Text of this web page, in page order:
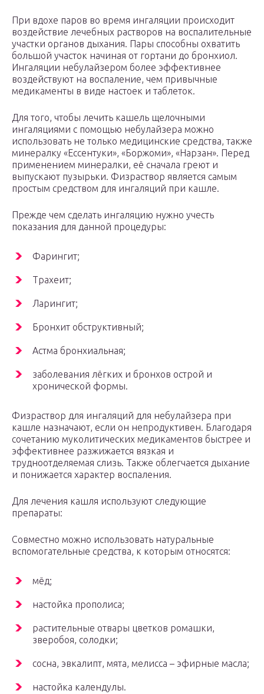
При вдохе паров во время ингаляции происходит
воздействие лечебных растворов на воспалительные
участки органов дыхания. Пары способны охватить
большой участок начиная от гортани до бронхиол.
Ингаляции небулайзером более эффективнее
воздействуют на воспаление, чем привычные
медикаменты в виде настоек и таблеток.
Для того, чтобы лечить кашель щелочными
ингаляциями с помощью небулайзера можно
использовать не только медицинские средства, также
минералку «Ессентуки», «Боржоми», «Нарзан». Перед
применением минералки, её сначала греют и
выпускают пузырьки. Физраствор является самым
простым средством для ингаляций при кашле.
Прежде чем сделать ингаляцию нужно учесть
показания для данной процедуры:
Фарингит;
Трахеит;
Ларингит;
Бронхит обструктивный;
Астма бронхиальная;
заболевания лёгких и бронхов острой и
хронической формы.
Физраствор для ингаляций для небулайзера при
кашле назначают, если он непродуктивен. Благодаря
сочетанию муколитических медикаментов быстрее и
эффективнее разжижается вязкая и
трудноотделяемая слизь. Также облегчается дыхание
и понижается характер воспаления.
Для лечения кашля используют следующие
препараты:
Совместно можно использовать натуральные
вспомогательные средства, к которым относятся:
мёд;
настойка прополиса;
растительные отвары цветков ромашки,
зверобоя, солодки;
сосна, эвкалипт, мята, мелисса – эфирные масла;
настойка календулы.